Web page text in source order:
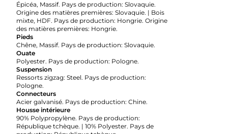
Épicéa, Massif. Pays de production: Slovaquie.
Origine des matières premières: Slovaquie. | Bois
mixte, HDF. Pays de production: Hongrie. Origine
des matières premières: Hongrie.
Pieds
Chêne, Massif. Pays de production: Slovaquie.
Ouate
Polyester. Pays de production: Pologne.
Suspension
Ressorts zigzag: Steel. Pays de production:
Pologne.
Connecteurs
Acier galvanisé. Pays de production: Chine.
Housse intérieure
90% Polypropylène. Pays de production:
République tchèque. | 10% Polyester. Pays de